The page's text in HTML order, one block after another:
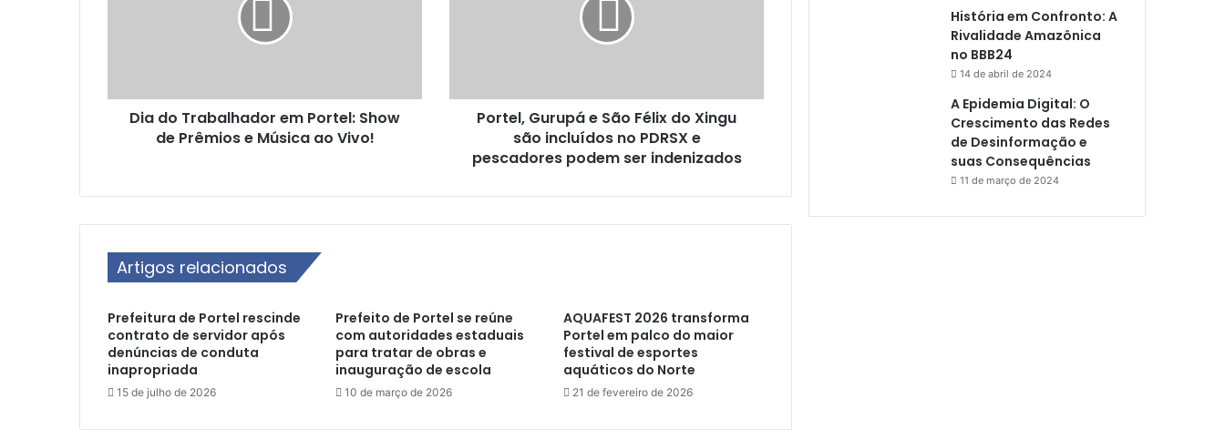
b
d
e
m
r
e
Dia do Trabalhador em Portel: Show
de Prêmios e Música ao Vivo!
u
e
i
d
Portel, Gurupá e São Félix do Xingu
são incluídos no PDRSX e
pescadores podem ser indenizados
Artigos relacionados
Prefeitura de Portel rescinde
contrato de servidor após
denúncias de conduta
inapropriada
15 de julho de 2026
Prefeito de Portel se reúne
com autoridades estaduais
para tratar de obras e
inauguração de escola
10 de março de 2026
AQUAFEST 2026 transforma
Portel em palco do maior
festival de esportes
aquáticos do Norte
21 de fevereiro de 2026
História em Confronto: A
Rivalidade Amazônica
no BBB24
14 de abril de 2024
A Epidemia Digital: O
Crescimento das Redes
de Desinformação e
suas Consequências
11 de março de 2024